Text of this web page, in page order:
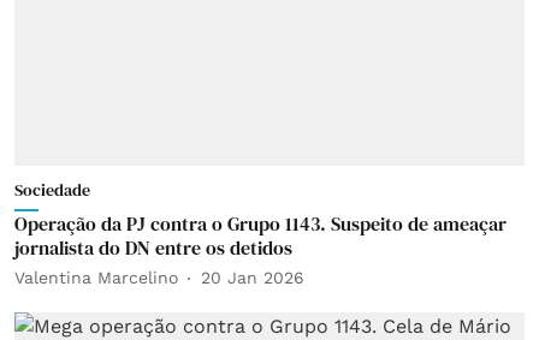
Sociedade
Operação da PJ contra o Grupo 1143. Suspeito de ameaçar
jornalista do DN entre os detidos
Valentina Marcelino 20 Jan 2026